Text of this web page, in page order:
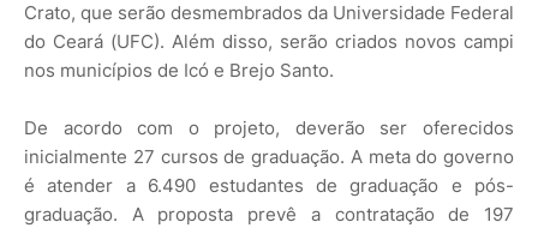
Crato, que serão desmembrados da Universidade Federal
do Ceará (UFC). Além disso, serão criados novos campi
nos municípios de Icó e Brejo Santo.
De acordo com o projeto, deverão ser oferecidos
inicialmente 27 cursos de graduação. A meta do governo
é atender a 6.490 estudantes de graduação e pós-
graduação. A proposta prevê a contratação de 197